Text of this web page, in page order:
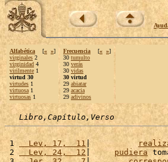
Alfabética [« »]
virginales 2
virginidad 4
virilmente 1
virtud 30
virtudes 1
virtuosa 1
virtuosas 1
Frecuencia [« »]
30 tumulto
30 verás
30 vidas
30 virtud
29 abiatar
29 acacia
29 adivinos
Libro,Capítulo,Verso
1
  Lev, 17,  11
|
2
  Lev, 24,  12
| pudiera